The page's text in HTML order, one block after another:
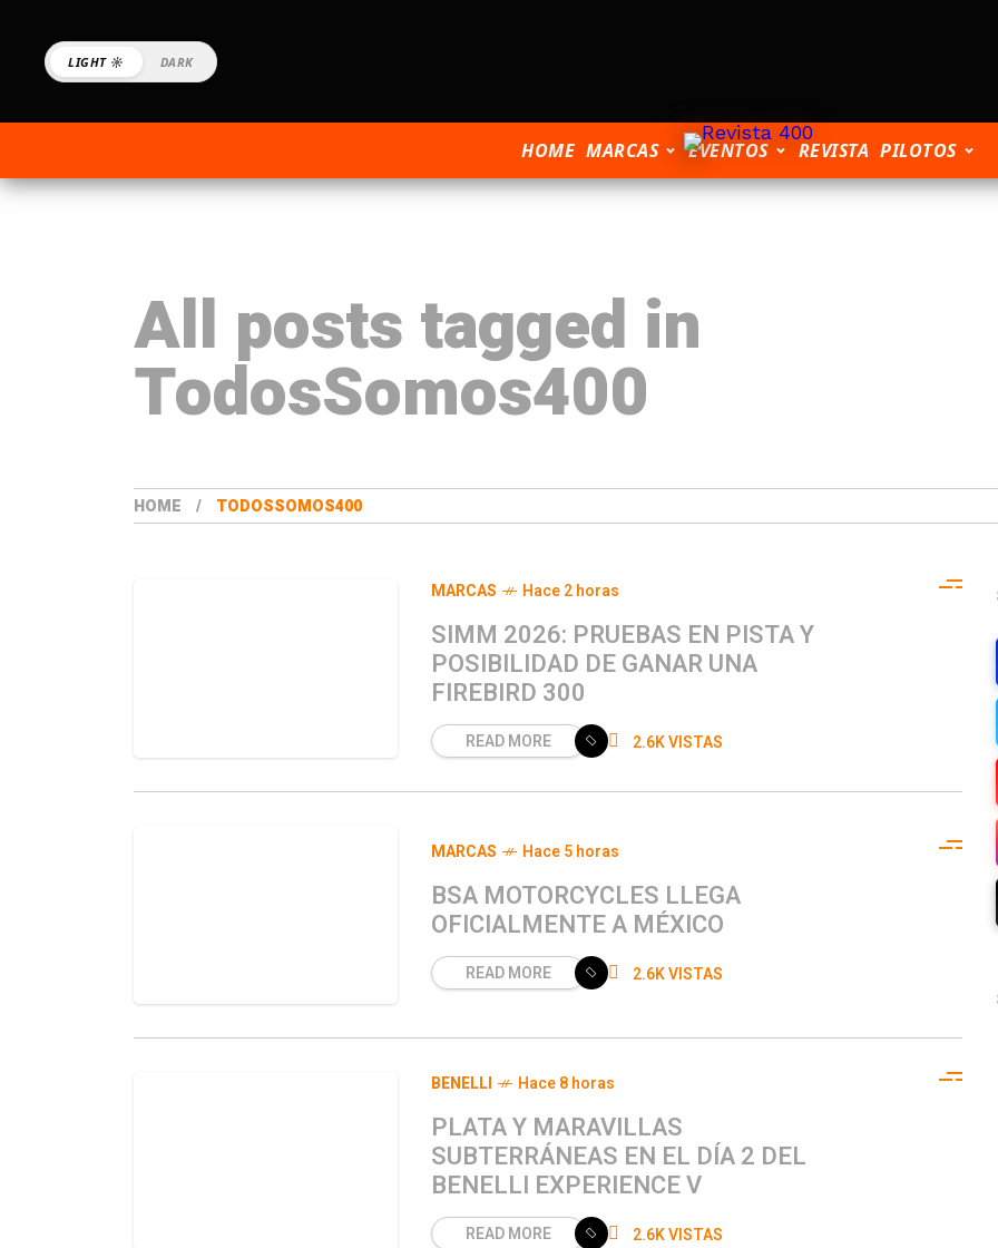
All posts tagged in
TodosSomos400
HOME TODOSSOMOS400
MARCAS Hace 2 horas
SIMM 2026: PRUEBAS EN PISTA Y
POSIBILIDAD DE GANAR UNA
FIREBIRD 300
READ MORE 2.6K VISTAS
MARCAS Hace 5 horas
BSA MOTORCYCLES LLEGA
OFICIALMENTE A MÉXICO
READ MORE 2.6K VISTAS
BENELLI Hace 8 horas
PLATA Y MARAVILLAS
SUBTERRÁNEAS EN EL DÍA 2 DEL
BENELLI EXPERIENCE V
READ MORE 2.6K VISTAS
LIGHT ☼ DARK
HOME MARCAS EVENTOS REVISTA PILOTOS